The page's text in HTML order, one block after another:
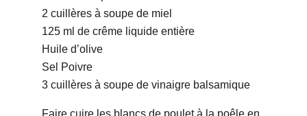
2 cuillères à soupe de miel
125 ml de crême liquide entière
Huile d’olive
Sel Poivre
3 cuillères à soupe de vinaigre balsamique
Faire cuire les blancs de poulet à la poêle en